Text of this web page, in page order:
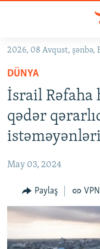
Əsas
qayıt
Əsas
naviqasiyaya
qayıt
Axtarışa
#İZAHLA
KORRUPSIOMETR
#ƏSLINDƏ
QANUNI DOĞRU
ARAŞDIRMA
MULTIMEDIA
RADIO ARXIV
2026, 08 Avqust, şənbə,
DÜNYA
İsrail Rəfaha
qədər
May 03, 2024
Paylaş